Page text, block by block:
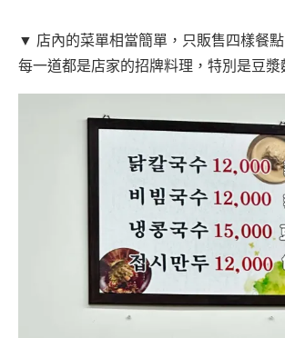
▼ 店內的菜單相當簡單，只販售四樣餐
每一道都是店家的招牌料理，特別是豆漿